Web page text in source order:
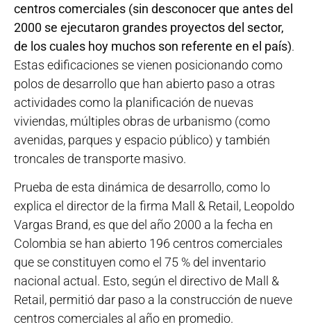
centros comerciales (sin desconocer que antes del
2000 se ejecutaron grandes proyectos del sector,
de los cuales hoy muchos son referente en el país).
Estas edificaciones se vienen posicionando como
polos de desarrollo que han abierto paso a otras
actividades como la planificación de nuevas
viviendas, múltiples obras de urbanismo (como
avenidas, parques y espacio público) y también
troncales de transporte masivo.
Prueba de esta dinámica de desarrollo, como lo
explica el director de la firma Mall & Retail, Leopoldo
Vargas Brand, es que del año 2000 a la fecha en
Colombia se han abierto 196 centros comerciales
que se constituyen como el 75 % del inventario
nacional actual. Esto, según el directivo de Mall &
Retail, permitió dar paso a la construcción de nueve
centros comerciales al año en promedio.